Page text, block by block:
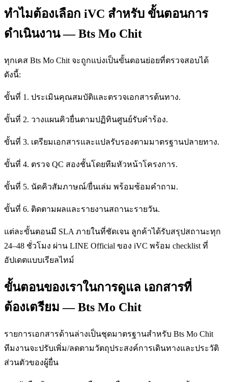
ทำไมต้องเลือก iVC สำหรับ ขั้นตอนการ
ดำเนินงาน — Bts Mo Chit
ทุกเคส Bts Mo Chit จะถูกแบ่งเป็นขั้นตอนย่อยที่ตรวจสอบได้
ดังนี้:
ขั้นที่ 1. ประเมินคุณสมบัติและตรวจเอกสารต้นทาง.
ขั้นที่ 2. วางแผนคิวยื่นตามปฏิทินศูนย์รับคำร้อง.
ขั้นที่ 3. เตรียมเอกสารและแปลรับรองตามมาตรฐานปลายทาง.
ขั้นที่ 4. ตรวจ QC สองชั้นโดยทีมหัวหน้าโครงการ.
ขั้นที่ 5. นัดคิวสัมภาษณ์/ยื่นเล่ม พร้อมซ้อมคำถาม.
ขั้นที่ 6. ติดตามผลและรายงานสถานะรายวัน.
แต่ละขั้นตอนมี SLA ภายในที่ชัดเจน ลูกค้าได้รับสรุปสถานะทุก
24–48 ชั่วโมง ผ่าน LINE Official ของ iVC พร้อม checklist ที่
อัปเดตแบบเรียลไทม์
ขั้นตอนของเราในการดูแล เอกสารที่
ต้องเตรียม — Bts Mo Chit
รายการเอกสารด้านล่างเป็นชุดมาตรฐานสำหรับ Bts Mo Chit
ทีมงานจะปรับเพิ่ม/ลดตามวัตถุประสงค์การเดินทางและประวัติ
ส่วนตัวของผู้ยื่น